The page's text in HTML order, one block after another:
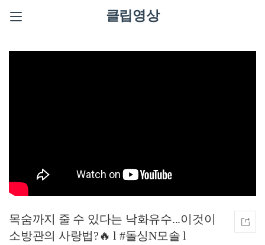
클립영상
목숨까지 줄 수 있다는 낙화유수...이것이
소방관의 사랑법?🔥 l #돌싱N모솔 l